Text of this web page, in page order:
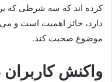
کرده اند که سه شرطی که
دارد، حائز اهمیت است و می
موضوع صحبت کند.
واکنش کاربران